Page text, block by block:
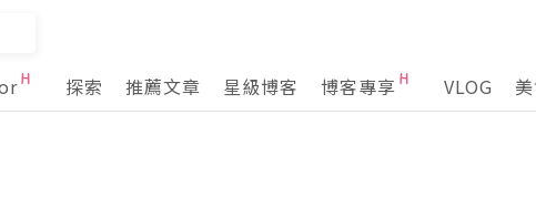
探索 推薦文章 星級博客 博客專享 VLOG